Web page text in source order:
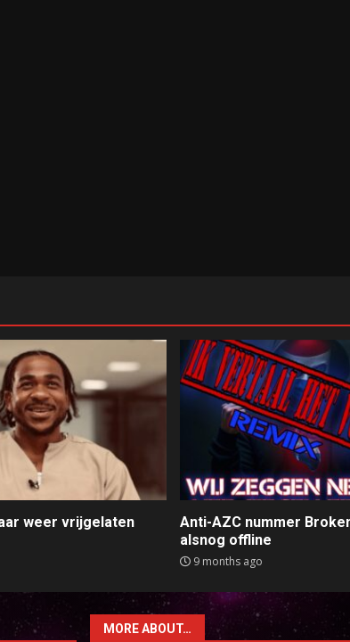
weer vrijgelaten
Anti-AZC nummer
alsnog offline
9 months ago
MORE ABOUT…